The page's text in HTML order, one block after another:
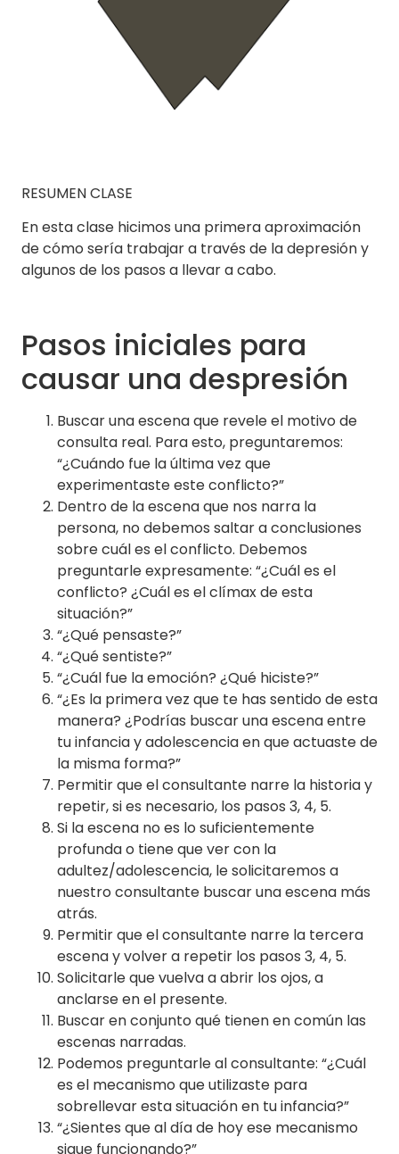
RESUMEN CLASE
En esta clase hicimos una primera aproximación
de cómo sería trabajar a través de la depresión y
algunos de los pasos a llevar a cabo.
Pasos iniciales para
causar una despresión
Buscar una escena que revele el motivo de
consulta real. Para esto, preguntaremos:
“¿Cuándo fue la última vez que
experimentaste este conflicto?”
Dentro de la escena que nos narra la
persona, no debemos saltar a conclusiones
sobre cuál es el conflicto. Debemos
preguntarle expresamente: “¿Cuál es el
conflicto? ¿Cuál es el clímax de esta
situación?”
“¿Qué pensaste?”
“¿Qué sentiste?”
“¿Cuál fue la emoción? ¿Qué hiciste?”
“¿Es la primera vez que te has sentido de esta
manera? ¿Podrías buscar una escena entre
tu infancia y adolescencia en que actuaste de
la misma forma?”
Permitir que el consultante narre la historia y
repetir, si es necesario, los pasos 3, 4, 5.
Si la escena no es lo suficientemente
profunda o tiene que ver con la
adultez/adolescencia, le solicitaremos a
nuestro consultante buscar una escena más
atrás.
Permitir que el consultante narre la tercera
escena y volver a repetir los pasos 3, 4, 5.
Solicitarle que vuelva a abrir los ojos, a
anclarse en el presente.
Buscar en conjunto qué tienen en común las
escenas narradas.
Podemos preguntarle al consultante: “¿Cuál
es el mecanismo que utilizaste para
sobrellevar esta situación en tu infancia?”
“¿Sientes que al día de hoy ese mecanismo
sigue funcionando?”